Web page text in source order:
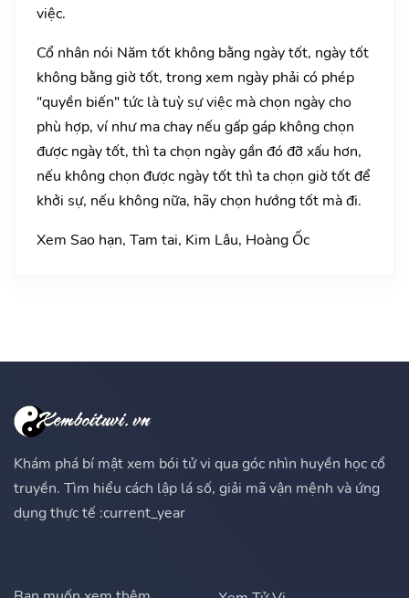
việc.
Cổ nhân nói Năm tốt không bằng ngày tốt, ngày tốt
không bằng giờ tốt, trong xem ngày phải có phép
"quyền biến" tức là tuỳ sự việc mà chọn ngày cho
phù hợp, ví như ma chay nếu gấp gáp không chọn
được ngày tốt, thì ta chọn ngày gần đó đỡ xấu hơn,
nếu không chọn được ngày tốt thì ta chọn giờ tốt để
khởi sự, nếu không nữa, hãy chọn hướng tốt mà đi.
Xem Sao hạn, Tam tai, Kim Lâu, Hoàng Ốc
Khám phá bí mật xem bói tử vi qua góc nhìn huyền học cổ
truyền. Tìm hiểu cách lập lá số, giải mã vận mệnh và ứng
dụng thực tế :current_year